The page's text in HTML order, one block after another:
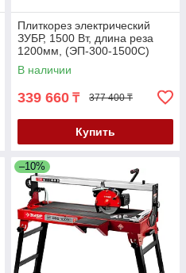
Плиткорез электрический
ЗУБР, 1500 Вт, длина реза
1200мм, (ЭП-300-1500C)
В наличии
339 660 ₸ 377 400 ₸
Купить
–10%